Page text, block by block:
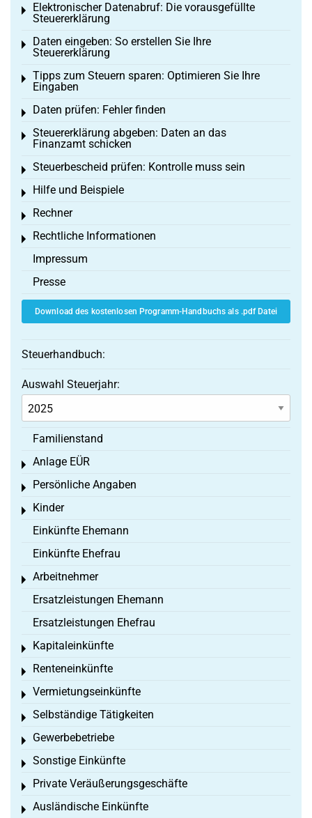
Elektronischer Datenabruf: Die vorausgefüllte
Steuererklärung
Toggle menu
Daten eingeben: So erstellen Sie Ihre
Steuererklärung
Toggle menu
Tipps zum Steuern sparen: Optimieren Sie Ihre
Eingaben
Toggle menu
Daten prüfen: Fehler finden
Toggle menu
Steuererklärung abgeben: Daten an das
Finanzamt schicken
Toggle menu
Steuerbescheid prüfen: Kontrolle muss sein
Toggle menu
Hilfe und Beispiele
Toggle menu
Rechner
Toggle menu
Rechtliche Informationen
Toggle menu
Impressum
Presse
Download des kostenlosen Programm-Handbuchs als .pdf Datei
Steuerhandbuch:
Auswahl Steuerjahr:
Familienstand
Anlage EÜR
Toggle menu
Persönliche Angaben
Toggle menu
Kinder
Toggle menu
Einkünfte Ehemann
Einkünfte Ehefrau
Arbeitnehmer
Toggle menu
Ersatzleistungen Ehemann
Ersatzleistungen Ehefrau
Kapitaleinkünfte
Toggle menu
Renteneinkünfte
Toggle menu
Vermietungseinkünfte
Toggle menu
Selbständige Tätigkeiten
Toggle menu
Gewerbebetriebe
Toggle menu
Sonstige Einkünfte
Toggle menu
Private Veräußerungsgeschäfte
Toggle menu
Ausländische Einkünfte
Toggle menu